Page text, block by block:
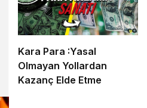
Kara Para :Yasal
Olmayan Yollardan
Kazanç Elde Etme